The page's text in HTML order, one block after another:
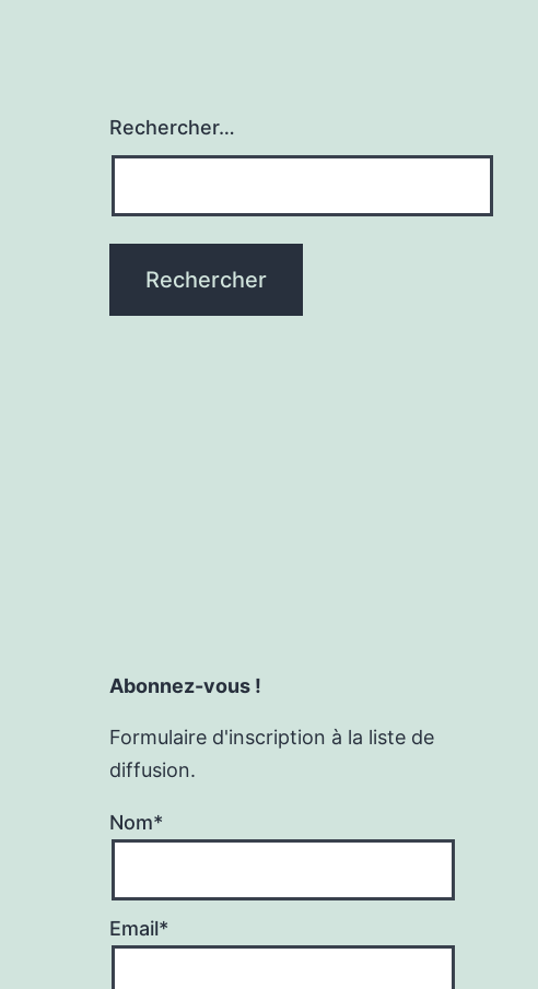
Rechercher…
Abonnez-vous !
Formulaire d'inscription à la liste de
diffusion.
Nom*
Email*